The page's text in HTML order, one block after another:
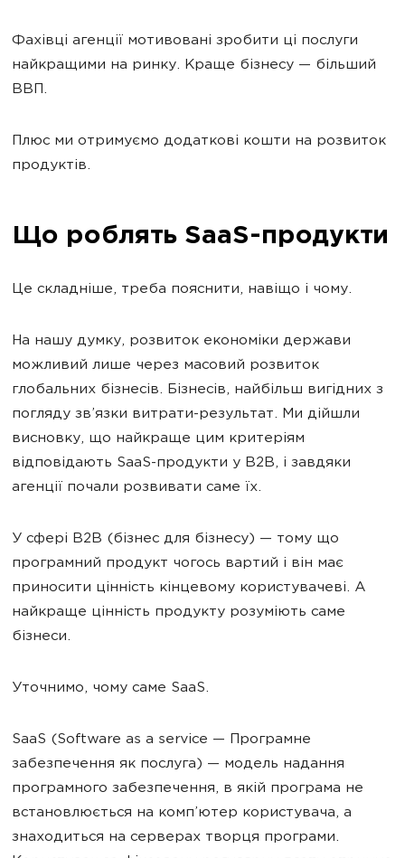
Фахівці агенції мотивовані зробити ці послуги
найкращими на ринку. Краще бізнесу — більший
ВВП.
Плюс ми отримуємо додаткові кошти на розвиток
продуктів.
Що роблять SaaS-продукти
Це складніше, треба пояснити, навіщо і чому.
На нашу думку, розвиток економіки держави
можливий лише через масовий розвиток
глобальних бізнесів. Бізнесів, найбільш вигідних з
погляду зв’язки витрати-результат. Ми дійшли
висновку, що найкраще цим критеріям
відповідають SaaS-продукти у B2B, і завдяки
агенції почали розвивати саме їх.
У сфері B2B (бізнес для бізнесу) — тому що
програмний продукт чогось вартий і він має
приносити цінність кінцевому користувачеві. А
найкраще цінність продукту розуміють саме
бізнеси.
Уточнимо, чому саме SaaS.
SааS (Software as a service — Програмне
забезпечення як послуга) — модель надання
програмного забезпечення, в якій програма не
встановлюється на комп’ютер користувача, а
знаходиться на серверах творця програми.